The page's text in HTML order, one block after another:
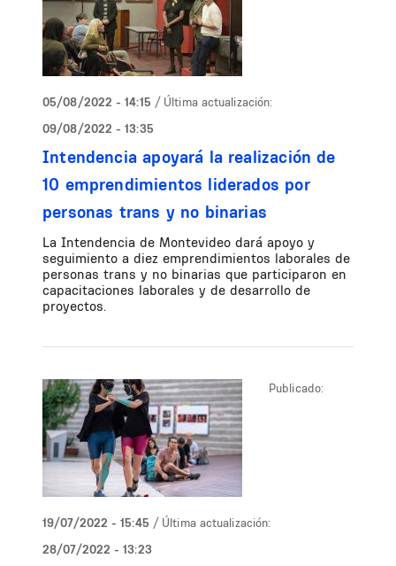
05/08/2022 - 14:15 / Última actualización:
09/08/2022 - 13:35
Intendencia apoyará la realización de
10 emprendimientos liderados por
personas trans y no binarias
La Intendencia de Montevideo dará apoyo y
seguimiento a diez emprendimientos laborales de
personas trans y no binarias que participaron en
capacitaciones laborales y de desarrollo de
proyectos.
Publicado:
19/07/2022 - 15:45 / Última actualización:
28/07/2022 - 13:23